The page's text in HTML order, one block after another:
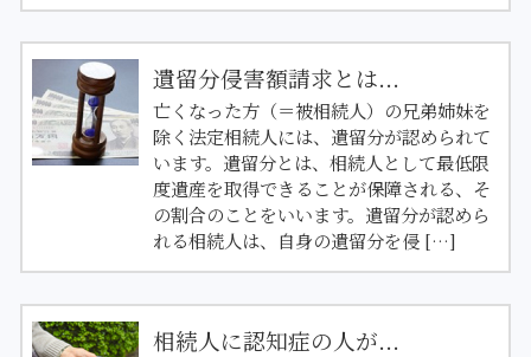
遺留分侵害額請求とは...
亡くなった方（＝被相続人）の兄弟姉妹を
除く法定相続人には、遺留分が認められて
います。遺留分とは、相続人として最低限
度遺産を取得できることが保障される、そ
の割合のことをいいます。遺留分が認めら
れる相続人は、自身の遺留分を侵 […]
相続人に認知症の人が...